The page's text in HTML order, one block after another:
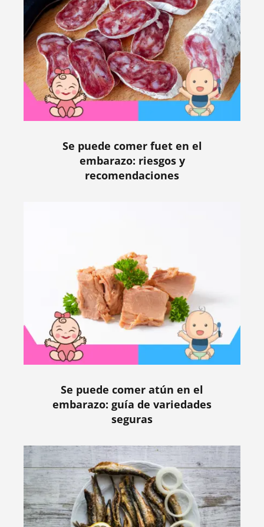
Se puede comer fuet en el
embarazo: riesgos y
recomendaciones
Se puede comer atún en el
embarazo: guía de variedades
seguras